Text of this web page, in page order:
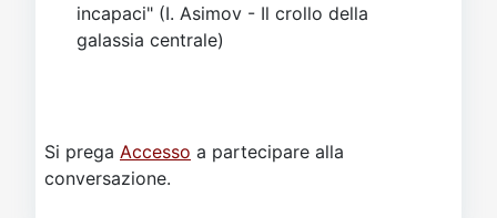
incapaci" (I. Asimov - Il crollo della
galassia centrale)
Si prega Accesso a partecipare alla
conversazione.